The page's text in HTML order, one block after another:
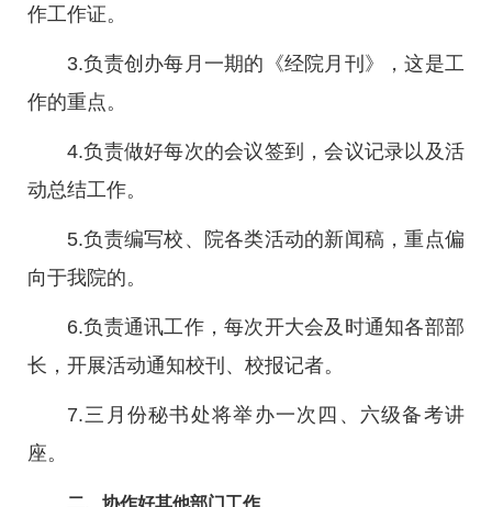
作工作证。
3.负责创办每月一期的《经院月刊》，这是工
作的重点。
4.负责做好每次的会议签到，会议记录以及活
动总结工作。
5.负责编写校、院各类活动的新闻稿，重点偏
向于我院的。
6.负责通讯工作，每次开大会及时通知各部部
长，开展活动通知校刊、校报记者。
7.三月份秘书处将举办一次四、六级备考讲
座。
二、协作好其他部门工作